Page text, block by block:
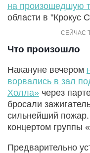
на произошедшую
области в "Крокус
Что произошло
Накануне вечером
ворвались в зал
Холла» через
бросали
сильнейший
концертом группы
Предварительно